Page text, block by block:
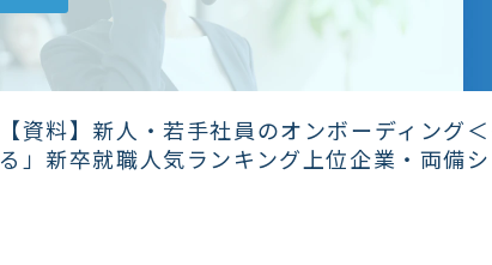
【資料】新人・若手社員のオンボーディング
る」新卒就職人気ランキング上位企業・両備